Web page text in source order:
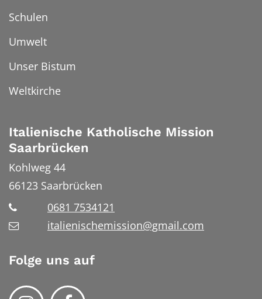
Schulen
Umwelt
Unser Bistum
Weltkirche
Italienische Katholische Mission
Saarbrücken
Kohlweg 44
66123 Saarbrücken
0681 7534121
italienischemission@gmail.com
Folge uns auf